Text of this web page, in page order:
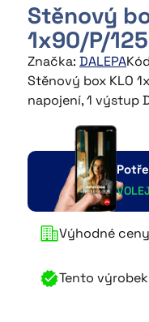
~Stropní a stěnové
~Plechové
~Montážní
Rekuperace
Izolované
~Hliníkové
~Vzduchové ventily
Stěnový
1x90/P/
Značka: DALEPA
Stěnový box KLO
napojení, 1 výstup
Výhodné
Tento